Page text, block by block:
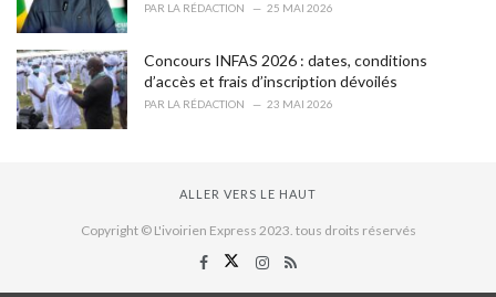
PAR LA RÉDACTION 25 MAI 2026
Concours INFAS 2026 : dates, conditions
d’accès et frais d’inscription dévoilés
PAR LA RÉDACTION 23 MAI 2026
ALLER VERS LE HAUT
Copyright © L'ivoirien Express 2023. tous droits réservés